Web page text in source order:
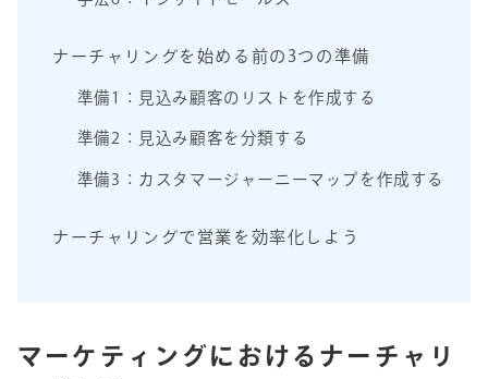
ナーチャリングを始める前の3つの準備
準備1：見込み顧客のリストを作成する
準備2：見込み顧客を分類する
準備3：カスタマージャーニーマップを作成する
ナーチャリングで営業を効率化しよう
マーケティングにおけるナーチャリ